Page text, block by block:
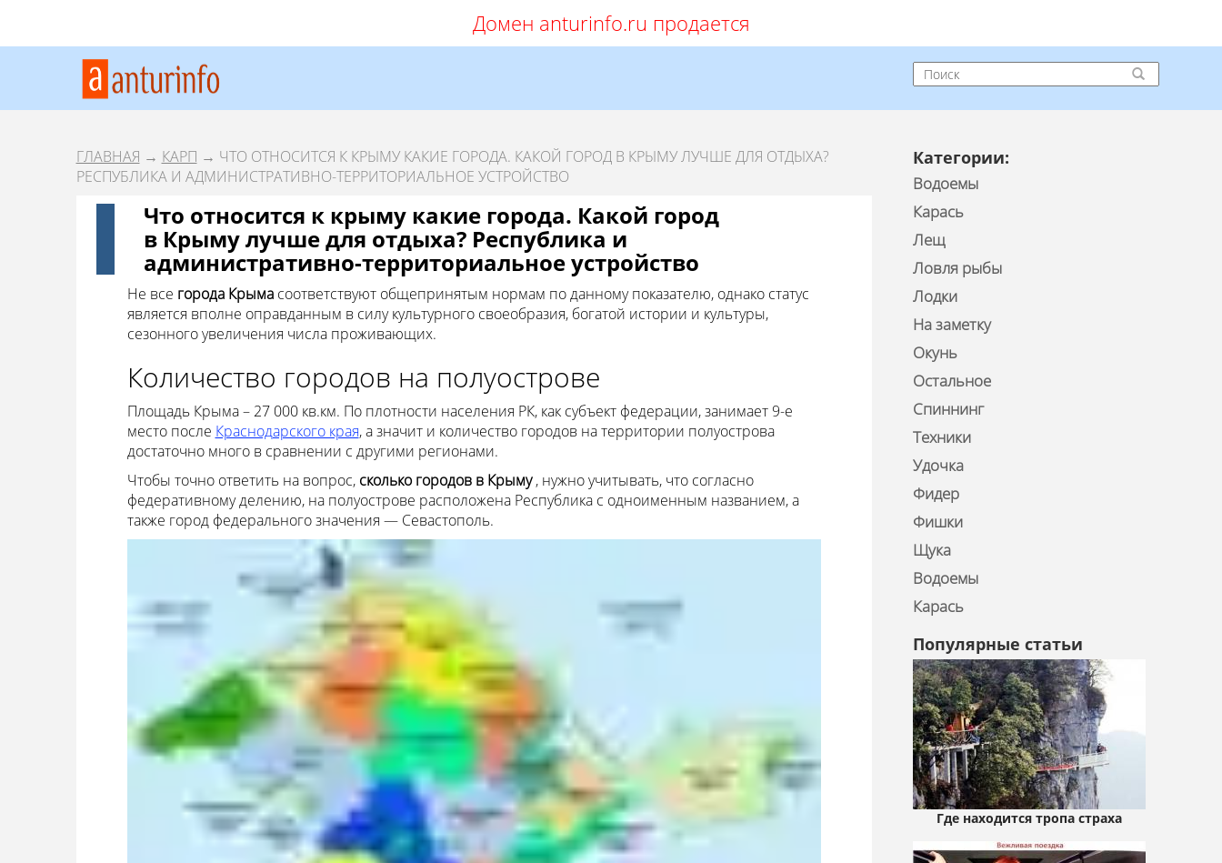
Домен anturinfo.ru продается
ГЛАВНАЯ → КАРП → ЧТО ОТНОСИТСЯ К КРЫМУ КАКИЕ ГОРОДА. КАКОЙ ГОРОД В КРЫМУ ЛУЧШЕ ДЛЯ ОТДЫХА?
РЕСПУБЛИКА И АДМИНИСТРАТИВНО-ТЕРРИТОРИАЛЬНОЕ УСТРОЙСТВО
Что относится к крыму какие города. Какой город
в Крыму лучше для отдыха? Республика и
административно-территориальное устройство
Не все города Крыма соответствуют общепринятым нормам по данному показателю, однако статус
является вполне оправданным в силу культурного своеобразия, богатой истории и культуры,
сезонного увеличения числа проживающих.
Количество городов на полуострове
Площадь Крыма – 27 000 кв.км. По плотности населения РК, как субъект федерации, занимает 9-е
место после Краснодарского края, а значит и количество городов на территории полуострова
достаточно много в сравнении с другими регионами.
Чтобы точно ответить на вопрос, сколько городов в Крыму, нужно учитывать, что согласно
федеративному делению, на полуострове расположена Республика с одноименным названием, а
также город федерального значения — Севастополь.
Категории:
Водоемы
Карась
Лещ
Ловля рыбы
Лодки
На заметку
Окунь
Остальное
Спиннинг
Техники
Удочка
Фидер
Фишки
Щука
Водоемы
Карась
Популярные статьи
Где находится тропа страха